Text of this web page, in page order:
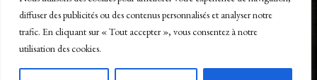
diffuser des publicités ou des contenus personnalisés et analyser notre
trafic. En cliquant sur « Tout accepter », vous consentez à notre
utilisation des cookies.
Créé par Maestro of IT – www.m-o-i.fr